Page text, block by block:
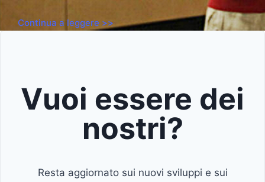
Continua a leggere >>
Vuoi essere dei
nostri?
Resta aggiornato sui nuovi sviluppi e sui